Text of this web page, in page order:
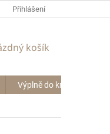
Přihlášení
košík
Výplně do krabic